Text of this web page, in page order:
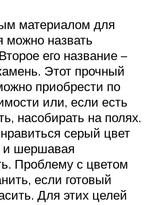
материалом для
можно назвать
его название –
Этот прочный
приобрести по
или, если есть
насобирать на полях.
серый цвет
и шершавая
Проблему с цветом
если готовый
Для этих целей